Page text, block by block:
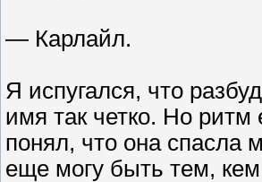
— Карлайл.
Я испугался, что
имя так четко. Но
понял, что она спасла
еще могу быть тем,